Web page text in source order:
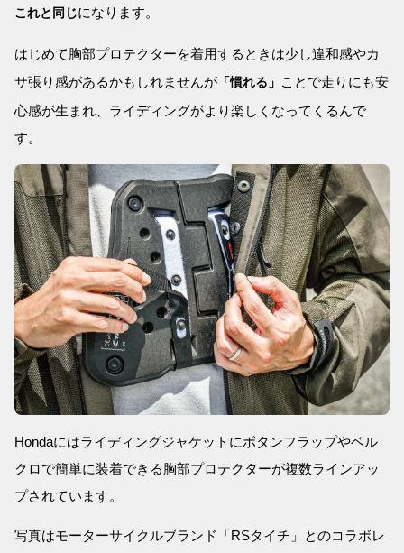
これと同じになります。
はじめて胸部プロテクターを着用するときは少し違和感やカ
サ張り感があるかもしれませんが 「慣れる」 ことで走りにも安
心感が生まれ、ライディングがより楽しくなってくるんで
す。
Hondaにはライディングジャケットにボタンフラップやベル
クロで簡単に装着できる胸部プロテクターが複数ラインアッ
プされています。
写真はモーターサイクルブランド「RSタイチ」とのコラボレ